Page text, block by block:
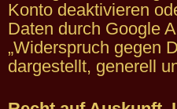
Konto deaktivieren
Daten durch Google
„Widerspruch gegen
dargestellt, generell